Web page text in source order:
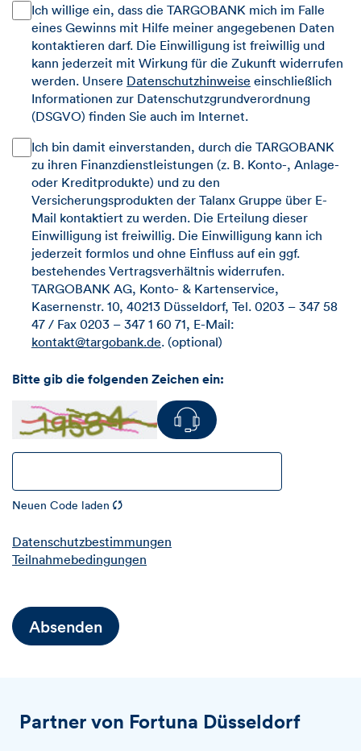
Ich willige ein, dass die TARGOBANK mich im Falle
eines Gewinns mit Hilfe meiner angegebenen Daten
kontaktieren darf. Die Einwilligung ist freiwillig und
kann jederzeit mit Wirkung für die Zukunft widerrufen
werden. Unsere Datenschutzhinweise einschließlich
Informationen zur Datenschutzgrundverordnung
(DSGVO) finden Sie auch im Internet.
Ich bin damit einverstanden, durch die TARGOBANK
zu ihren Finanzdienstleistungen (z. B. Konto-, Anlage-
oder Kreditprodukte) und zu den
Versicherungsprodukten der Talanx Gruppe über E-
Mail kontaktiert zu werden. Die Erteilung dieser
Einwilligung ist freiwillig. Die Einwilligung kann ich
jederzeit formlos und ohne Einfluss auf ein ggf.
bestehendes Vertragsverhältnis widerrufen.
TARGOBANK AG, Konto- & Kartenservice,
Kasernenstr. 10, 40213 Düsseldorf, Tel. 0203 – 347 58
47 / Fax 0203 – 347 1 60 71, E-Mail:
kontakt@targobank.de. (optional)
Bitte gib die folgenden Zeichen ein:
Neuen Code laden
Datenschutzbestimmungen
Teilnahmebedingungen
Absenden
Partner von Fortuna Düsseldorf